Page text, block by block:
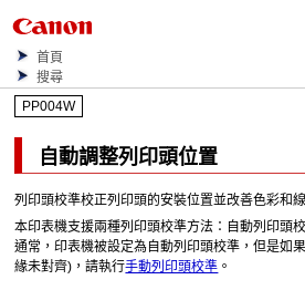
首頁
搜尋
PP004W
自動調整列印頭位置
列印頭校準校正列印頭的安裝位置並改善色彩和
本印表機支援兩種列印頭校準方法：自動列印頭
通常，印表機被設定為自動列印頭校準，但是如
緣未對齊)，請執行手動列印頭校準 。